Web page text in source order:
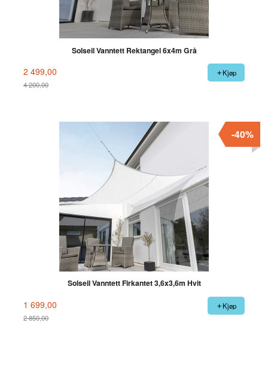
Solseil Vanntett Rektangel 6x4m Grå
2 499,00
4 200,00
Kjøp
Solseil Vanntett Firkantet 3,6x3,6m Hvit
1 699,00
2 850,00
-40%
Kjøp